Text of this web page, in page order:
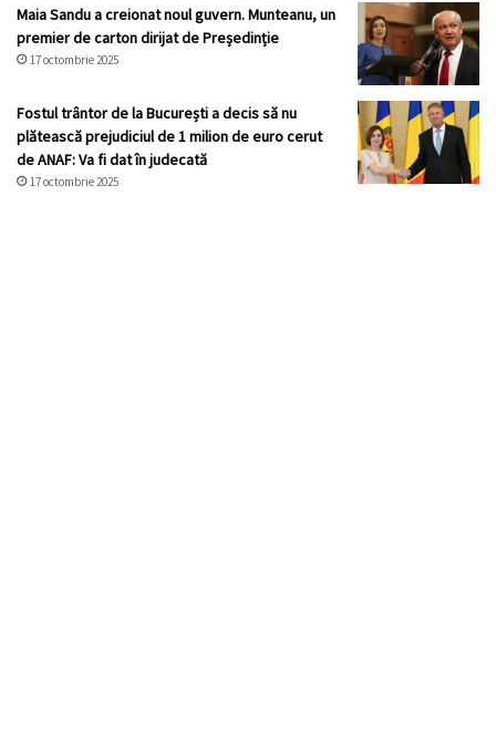
Maia Sandu a creionat noul guvern. Munteanu, un
premier de carton dirijat de Președinție
17 octombrie 2025
Fostul trântor de la București a decis să nu
plătească prejudiciul de 1 milion de euro cerut
de ANAF: Va fi dat în judecată
17 octombrie 2025